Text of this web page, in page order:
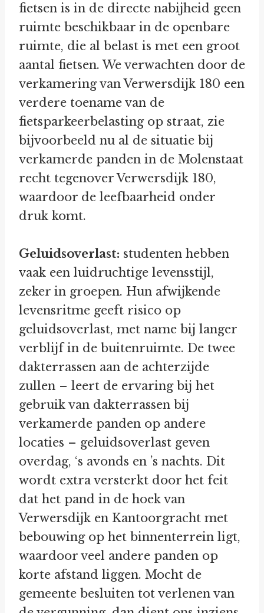
fietsen is in de directe nabijheid geen
ruimte beschikbaar in de openbare
ruimte, die al belast is met een groot
aantal fietsen. We verwachten door de
verkamering van Verwersdijk 180 een
verdere toename van de
fietsparkeerbelasting op straat, zie
bijvoorbeeld nu al de situatie bij
verkamerde panden in de Molenstaat
recht tegenover Verwersdijk 180,
waardoor de leefbaarheid onder
druk komt.
Geluidsoverlast: studenten hebben
vaak een luidruchtige levensstijl,
zeker in groepen. Hun afwijkende
levensritme geeft risico op
geluidsoverlast, met name bij langer
verblijf in de buitenruimte. De twee
dakterrassen aan de achterzijde
zullen – leert de ervaring bij het
gebruik van dakterrassen bij
verkamerde panden op andere
locaties – geluidsoverlast geven
overdag, ‘s avonds en ’s nachts. Dit
wordt extra versterkt door het feit
dat het pand in de hoek van
Verwersdijk en Kantoorgracht met
bebouwing op het binnenterrein ligt,
waardoor veel andere panden op
korte afstand liggen. Mocht de
gemeente besluiten tot verlenen van